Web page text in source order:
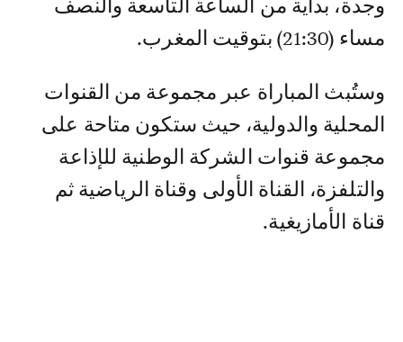
وجدة، بداية من الساعة التاسعة والنصف
مساء (21:30) بتوقيت المغرب.
وستُبث المباراة عبر مجموعة من القنوات
المحلية والدولية، حيث ستكون متاحة على
مجموعة قنوات الشركة الوطنية للإذاعة
والتلفزة، القناة الأولى وقناة الرياضية ثم
قناة الأمازيغية.